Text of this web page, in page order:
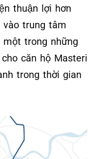
thuận lợi hơn
vào trung tâm
trong những
căn hộ Masteri
trong thời gian